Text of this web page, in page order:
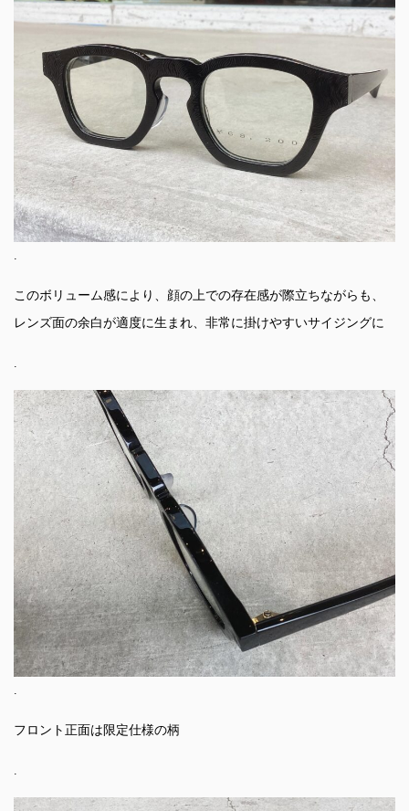
.
このボリューム感により、顔の上での存在感が際立ちながらも、
レンズ面の余白が適度に生まれ、非常に掛けやすいサイジングに
.
.
フロント正面は限定仕様の柄
.